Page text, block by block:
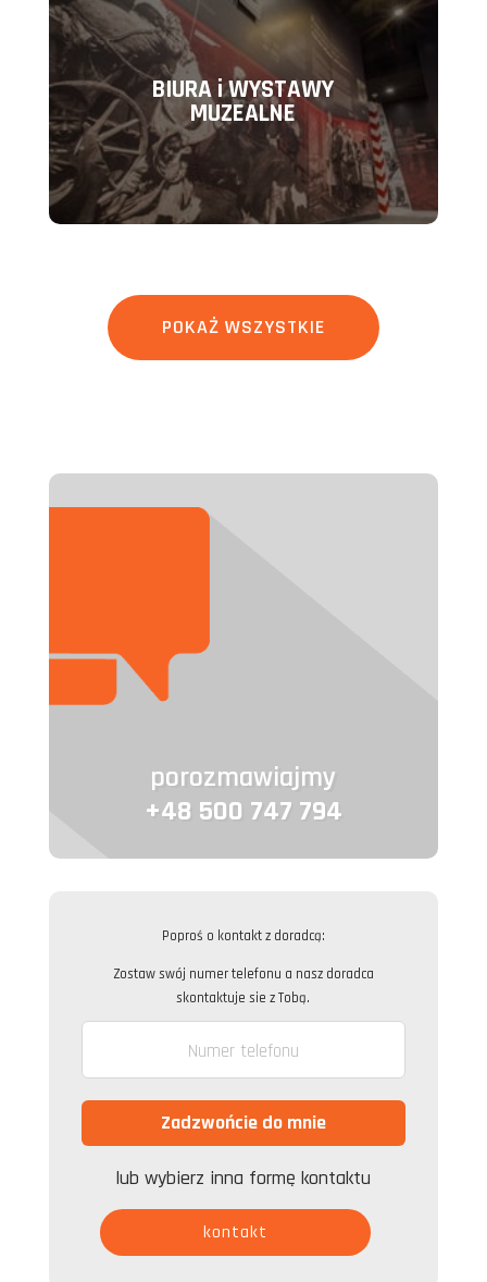
BIURA i WYSTAWY
MUZEALNE
POKAŻ WSZYSTKIE
porozmawiajmy
+48 500 747 794
Poproś o kontakt z doradcą:
Zostaw swój numer telefonu a nasz doradca
skontaktuje sie z Tobą.
lub wybierz inna formę kontaktu
kontakt